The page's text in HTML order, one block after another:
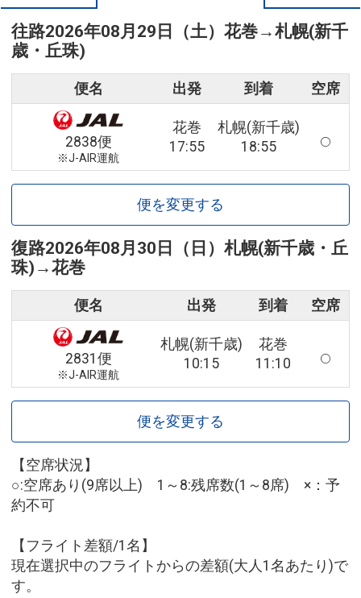
往路2026年08月29日（土） 花巻→札幌(新千
歳・丘珠)
便名 出発 到着 空席
2838便
※J-AIR運航
花巻
17:55
札幌(新千歳)
18:55
便を変更する
復路2026年08月30日（日） 札幌(新千歳・丘
珠) →花巻
便名 出発 到着 空席
2831便
※J-AIR運航
札幌(新千歳)
10:15
花巻
11:10
便を変更する
【空席状況】
○:空席あり(9席以上) 1～8:残席数(1～8席) ×：予
約不可
【フライト差額/1名】
現在選択中のフライトからの差額(大人1名あたり)で
す。